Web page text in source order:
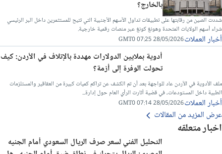
بالخارج؟
شددت الصين من رقابتها على تطبيقات تداول الأسهم الأجنبية التي تتيح للمستثمرين داخل البر الرئيسي
شراء أسهم الولايات المتحدة وهونغ كونغ عبر منصات رقمية خارجية.
أخبار العملات28/05/2026 07:25 GMT0
أدوية بملايين الدولارات مهددة بالإتلاف في الأردن: كيف
تحولت الوفرة إلى أزمة؟
ملف الأدوية في الأردن عاد للواجهة بعد أن تم الكشف عن تراكم كميات كبيرة من العقاقير والمستلزمات
الطبية داخل المستودعات، في قضية أثارت الرأي العام حول إدارة...
أخبار العملات28/05/2026 07:14 GMT0
عرض المزيد من المقالات
اخبار متعلقه
التحليل الفني لسعر صرف الريال السعودي أمام الجنيه